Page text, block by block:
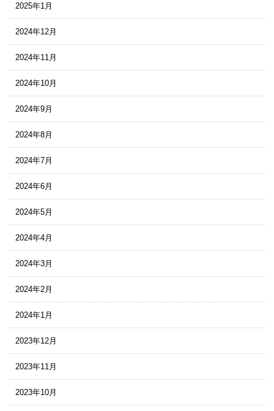
2025年1月
2024年12月
2024年11月
2024年10月
2024年9月
2024年8月
2024年7月
2024年6月
2024年5月
2024年4月
2024年3月
2024年2月
2024年1月
2023年12月
2023年11月
2023年10月